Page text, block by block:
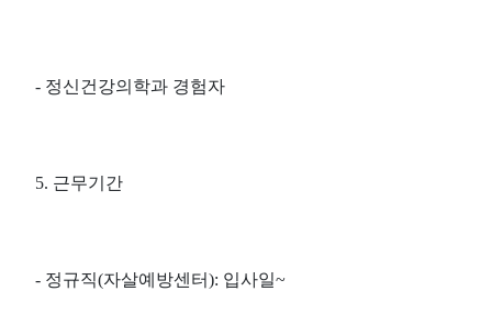
- 정신건강의학과 경험자
5. 근무기간
- 정규직(자살예방센터): 입사일~